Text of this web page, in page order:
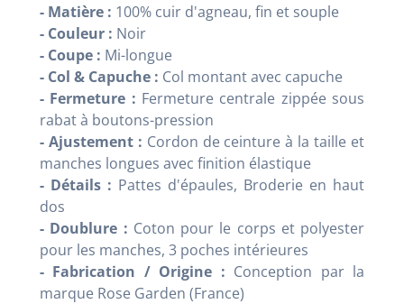
- Matière : 100% cuir d'agneau, fin et souple
- Couleur : Noir
- Coupe : Mi-longue
- Col & Capuche : Col montant avec capuche
- Fermeture : Fermeture centrale zippée sous
rabat à boutons-pression
- Ajustement : Cordon de ceinture à la taille et
manches longues avec finition élastique
- Détails : Pattes d'épaules, Broderie en haut
dos
- Doublure : Coton pour le corps et polyester
pour les manches, 3 poches intérieures
- Fabrication / Origine : Conception par la
marque Rose Garden (France)